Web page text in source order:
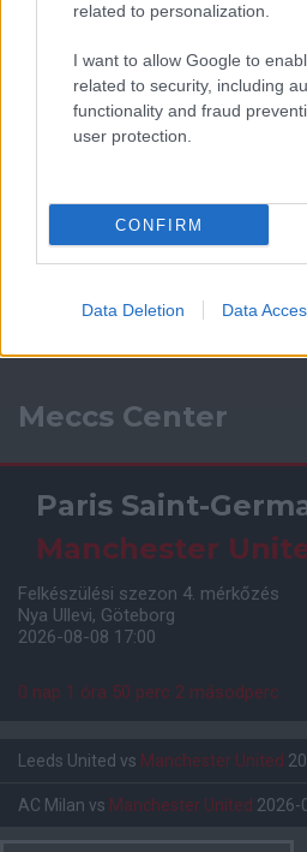
related to personalization.
I want to allow Google to
related to security, including
functionality and fraud
user protection.
CONFIRM
Data Deletion Data
Meccs Center
Paris Saint-
Manchester
Felkészülési szezon 4. mérkőzés
Nya Ullevi, Göteborg
2026-08-08 17:00
0 nap 1 óra 50 perc 1 másodperc
Leeds United vs Manchester United
AC Milan vs Manchester United 2026-